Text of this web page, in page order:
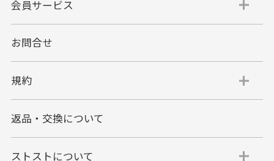
代金引換
代引手数料一律400円
す。
代金引換でのお支払い方法は現金のみとなりま
す。
会員サービス
お問合せ
規約
返品・交換について
ストストについて